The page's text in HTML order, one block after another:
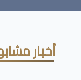
أخبار